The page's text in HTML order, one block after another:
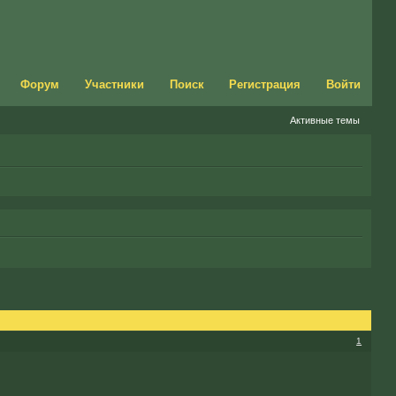
Форум Участники Поиск Регистрация Войти
Активные темы
1